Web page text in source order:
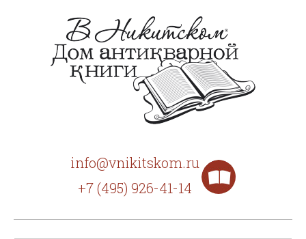
info@vnikitskom.ru
+7 (495) 926-41-14